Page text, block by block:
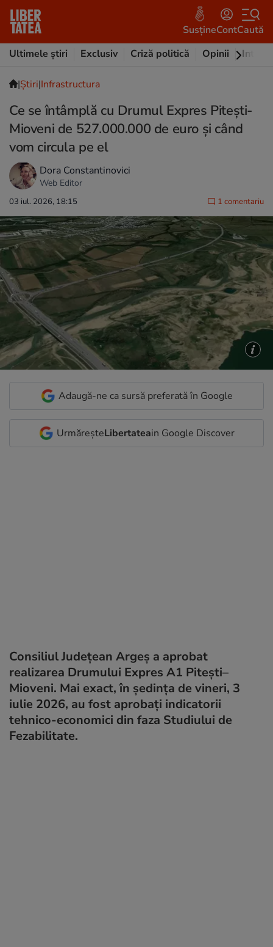
SusțineContCaută
Ultimele știri
Exclusiv Criză politică Opinii
|Ştiri|Infrastructura
Ce se întâmplă cu Drumul Expres Pitești-
Mioveni de 527.000.000 de euro și când
vom circula pe el
Dora Constantinovici
Web Editor
03 iul. 2026, 18:15 1 comentariu
Adaugă-ne ca sursă preferată în Google
UrmăreșteLibertateain Google Discover
Consiliul Județean Argeș a aprobat
realizarea Drumului Expres A1 Pitești–
Mioveni. Mai exact, în ședința de vineri, 3
iulie 2026, au fost aprobați indicatorii
tehnico-economici din faza Studiului de
Fezabilitate.